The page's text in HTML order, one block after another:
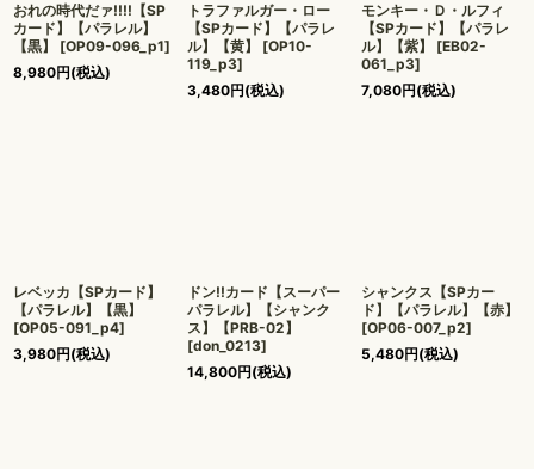
おれの時代だァ!!!!【SP
カード】【パラレル】
【黒】
[OP09-096_p1]
8,980円(税込)
トラファルガー・ロー
【SPカード】【パラレ
ル】【黄】
[OP10-
119_p3]
3,480円(税込)
モンキー・Ｄ・ルフィ
【SPカード】【パラレ
ル】【紫】
[EB02-
061_p3]
7,080円(税込)
レベッカ【SPカード】
【パラレル】【黒】
[OP05-091_p4]
3,980円(税込)
ドン!!カード【スーパー
パラレル】【シャンク
ス】【PRB-02】
[don_0213]
14,800円(税込)
シャンクス【SPカー
ド】【パラレル】【赤】
[OP06-007_p2]
5,480円(税込)